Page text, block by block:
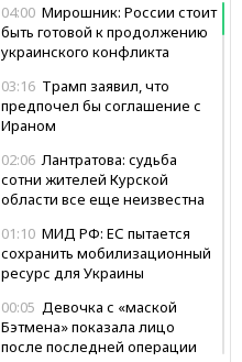
04:00 Мирошник: России стоит
быть готовой к продолжению
украинского конфликта
03:16 Трамп заявил, что
предпочел бы соглашение с
Ираном
02:06 Лантратова: судьба
сотни жителей Курской
области все еще неизвестна
01:10 МИД РФ: ЕС пытается
сохранить мобилизационный
ресурс для Украины
00:05 Девочка с «маской
Бэтмена» показала лицо
после последней операции